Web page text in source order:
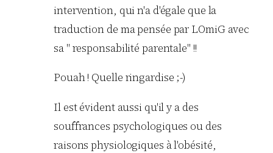
intervention, qui n'a d'égale que la
traduction de ma pensée par LOmiG avec
sa " responsabilité parentale" !!
Pouah ! Quelle ringardise ;-)
Il est évident aussi qu'il y a des
souffrances psychologiques ou des
raisons physiologiques à l'obésité,